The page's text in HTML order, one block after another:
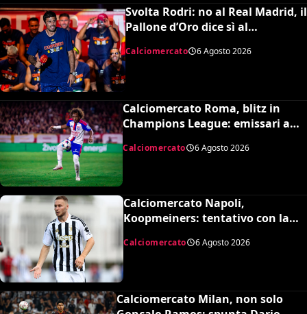
Svolta Rodri: no al Real Madrid, il
Pallone d’Oro dice sì al
Barcellona per 50 milioni
Calciomercato 6 Agosto 2026
Calciomercato Roma, blitz in
Champions League: emissari a
Calciomercato 6 Agosto 2026
Calciomercato Napoli,
Koopmeiners: tentativo con la
Calciomercato 6 Agosto 2026
Calciomercato Milan, non solo